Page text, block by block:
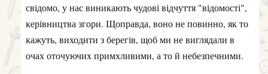
свідомо, у нас виникають чудові відчуття "відомості",
керівництва згори. Щоправда, воно не повинно, як то
кажуть, виходити з берегів, щоб ми не виглядали в
очах оточуючих примхливими, а то й небезпечними.